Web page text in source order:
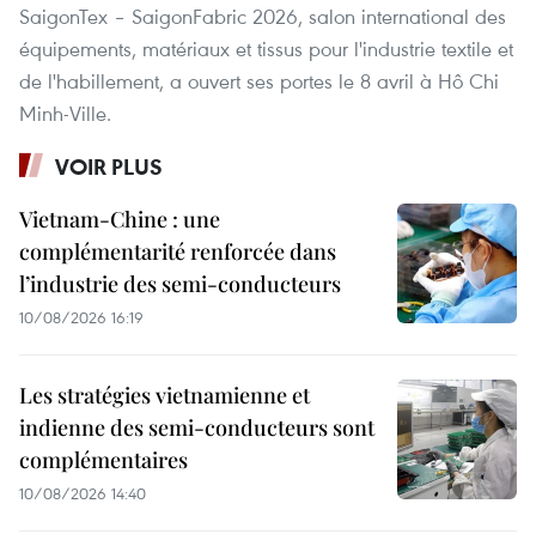
SaigonTex – SaigonFabric 2026, salon international des
équipements, matériaux et tissus pour l'industrie textile et
de l'habillement, a ouvert ses portes le 8 avril à Hô Chi
Minh-Ville.
VOIR PLUS
Vietnam-Chine : une
complémentarité renforcée dans
l’industrie des semi-conducteurs
10/08/2026 16:19
Les stratégies vietnamienne et
indienne des semi-conducteurs sont
complémentaires
10/08/2026 14:40